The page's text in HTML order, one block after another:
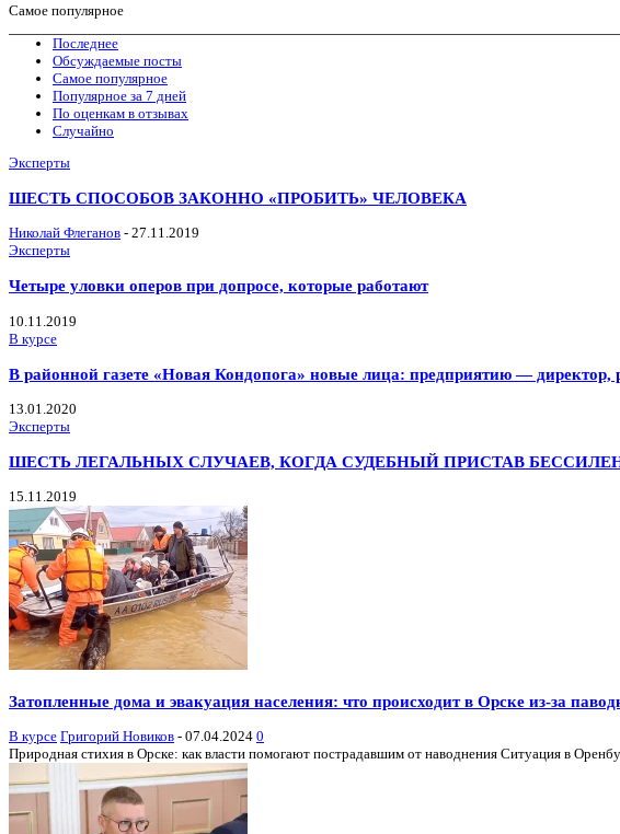
Самое популярное
Последнее
Обсуждаемые посты
Самое популярное
Популярное за 7 дней
По оценкам в отзывах
Случайно
Эксперты
ШЕСТЬ СПОСОБОВ ЗАКОННО «ПРОБИТЬ» ЧЕЛОВЕКА
Николай Флеганов - 27.11.2019
Эксперты
Четыре уловки оперов при допросе, которые работают
10.11.2019
В курсе
В районной газете «Новая Кондопога» новые лица: предприятию — директор,
13.01.2020
Эксперты
ШЕСТЬ ЛЕГАЛЬНЫХ СЛУЧАЕВ, КОГДА СУДЕБНЫЙ ПРИСТАВ
15.11.2019
Затопленные дома и эвакуация населения: что происходит в Орске из-за
В курсе Григорий Новиков - 07.04.2024 0
Природная стихия в Орске: как власти помогают пострадавшим от наводнения Ситуация в